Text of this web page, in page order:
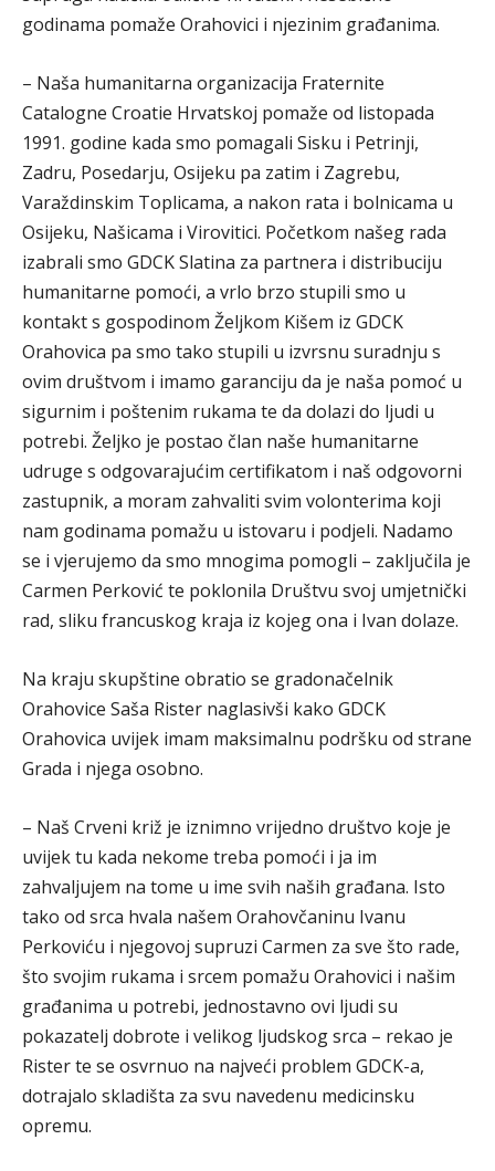
godinama pomaže Orahovici i njezinim građanima.
– Naša humanitarna organizacija Fraternite
Catalogne Croatie Hrvatskoj pomaže od listopada
1991. godine kada smo pomagali Sisku i Petrinji,
Zadru, Posedarju, Osijeku pa zatim i Zagrebu,
Varaždinskim Toplicama, a nakon rata i bolnicama u
Osijeku, Našicama i Virovitici. Početkom našeg rada
izabrali smo GDCK Slatina za partnera i distribuciju
humanitarne pomoći, a vrlo brzo stupili smo u
kontakt s gospodinom Željkom Kišem iz GDCK
Orahovica pa smo tako stupili u izvrsnu suradnju s
ovim društvom i imamo garanciju da je naša pomoć u
sigurnim i poštenim rukama te da dolazi do ljudi u
potrebi. Željko je postao član naše humanitarne
udruge s odgovarajućim certifikatom i naš odgovorni
zastupnik, a moram zahvaliti svim volonterima koji
nam godinama pomažu u istovaru i podjeli. Nadamo
se i vjerujemo da smo mnogima pomogli – zaključila je
Carmen Perković te poklonila Društvu svoj umjetnički
rad, sliku francuskog kraja iz kojeg ona i Ivan dolaze.
Na kraju skupštine obratio se gradonačelnik
Orahovice Saša Rister naglasivši kako GDCK
Orahovica uvijek imam maksimalnu podršku od strane
Grada i njega osobno.
– Naš Crveni križ je iznimno vrijedno društvo koje je
uvijek tu kada nekome treba pomoći i ja im
zahvaljujem na tome u ime svih naših građana. Isto
tako od srca hvala našem Orahovčaninu Ivanu
Perkoviću i njegovoj supruzi Carmen za sve što rade,
što svojim rukama i srcem pomažu Orahovici i našim
građanima u potrebi, jednostavno ovi ljudi su
pokazatelj dobrote i velikog ljudskog srca – rekao je
Rister te se osvrnuo na najveći problem GDCK-a,
dotrajalo skladišta za svu navedenu medicinsku
opremu.